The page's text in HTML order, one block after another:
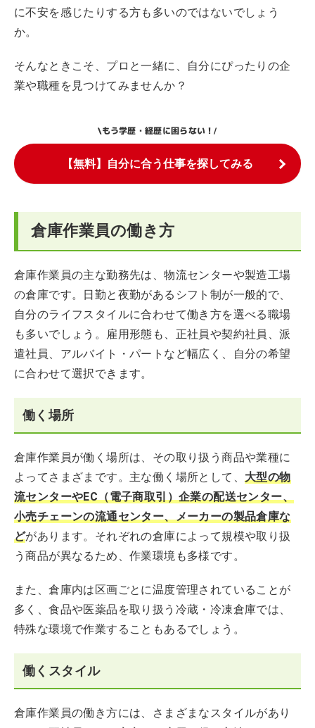
に不安を感じたりする方も多いのではないでしょう
か。
そんなときこそ、プロと一緒に、自分にぴったりの企
業や職種を見つけてみませんか？
\もう学歴・経歴に困らない！/
【無料】自分に合う仕事を探してみる
倉庫作業員の働き方
倉庫作業員の主な勤務先は、物流センターや製造工場
の倉庫です。日勤と夜勤があるシフト制が一般的で、
自分のライフスタイルに合わせて働き方を選べる職場
も多いでしょう。雇用形態も、正社員や契約社員、派
遣社員、アルバイト・パートなど幅広く、自分の希望
に合わせて選択できます。
働く場所
倉庫作業員が働く場所は、その取り扱う商品や業種に
よってさまざまです。主な働く場所として、 大型の物
流センターやEC（電子商取引）企業の配送センター、
小売チェーンの流通センター、メーカーの製品倉庫な
どがあります。それぞれの倉庫によって規模や取り扱
う商品が異なるため、作業環境も多様です。
また、倉庫内は区画ごとに温度管理されていることが
多く、食品や医薬品を取り扱う冷蔵・冷凍倉庫では、
特殊な環境で作業することもあるでしょう。
働くスタイル
倉庫作業員の働き方には、さまざまなスタイルがあり